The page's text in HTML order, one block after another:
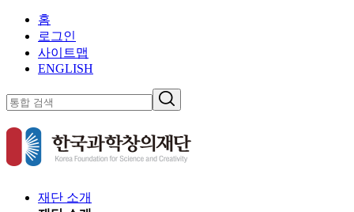
홈
로그인
사이트맵
ENGLISH
재단 소개